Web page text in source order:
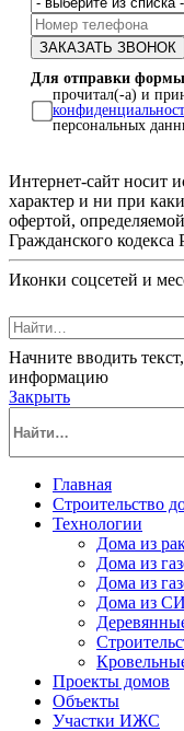
Для отправки формы
прочитал(-а) и
персональных
Интернет-сайт носит
характер и ни при
офертой,
Гражданского
Иконки соцсетей и
Начните вводить
информацию
Закрыть
Главная
Строительство
Технологии
Дома из
Дома из
Дома из
Дома из
Проекты домов
Объекты
Участки ИЖС